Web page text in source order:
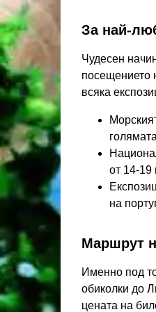
За най-
Чудесен
посещението
всяка
от 14-19
на
Маршрут
Именно под
обиколки до
цената на